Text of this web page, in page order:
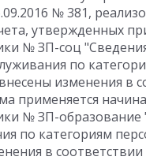
№ 381,
утвержденных
№ ЗП-соц
по
изменения в
применяется
№ ЗП-образование
по категориям
в